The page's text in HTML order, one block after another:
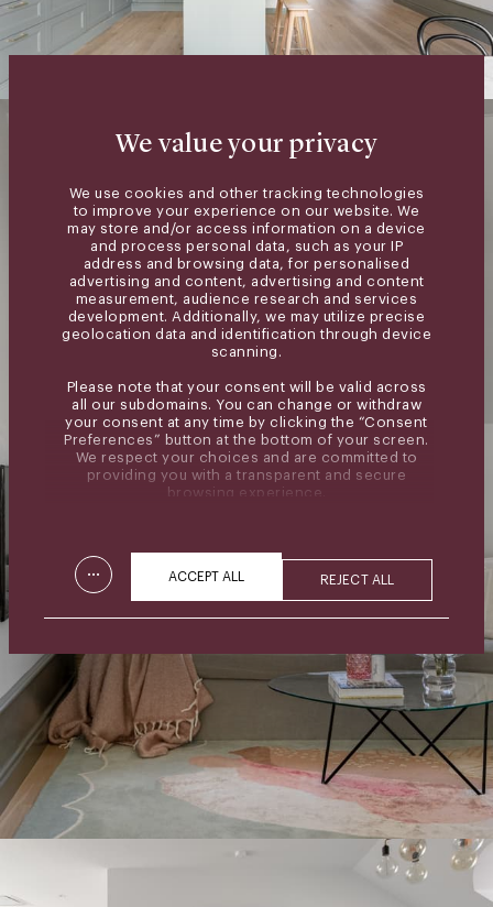
We value your privacy
We use cookies and other tracking technologies
to improve your experience on our website. We
may store and/or access information on a device
and process personal data, such as your IP
address and browsing data, for personalised
advertising and content, advertising and content
measurement, audience research and services
development. Additionally, we may utilize precise
geolocation data and identification through device
scanning.
Please note that your consent will be valid across
all our subdomains. You can change or withdraw
your consent at any time by clicking the “Consent
Preferences” button at the bottom of your screen.
We respect your choices and are committed to
providing you with a transparent and secure
browsing experience.
... ACCEPT ALL REJECT ALL